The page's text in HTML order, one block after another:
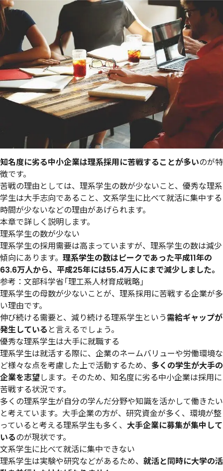
知名度に劣る中小企業は理系採用に苦戦することが多いのが特
徴です。
苦戦の理由としては、理系学生の数が少ないこと、優秀な理系
学生は大手志向であること、文系学生に比べて就活に集中する
時間が少ないなどの理由があげられます。
本章で詳しく説明します。
理系学生の数が少ない
理系学生の採用需要は高まっていますが、理系学生の数は減少
傾向にあります。 理系学生の数はピークであった平成11年の
63.6万人から、平成25年には55.4万人にまで減少しました。
参考： 文部科学省「理工系人材育成戦略」
理系学生の母数が少ないことが、理系採用に苦戦する企業が多
い理由です。
伸び続ける需要と、減り続ける理系学生という需給ギャップが
発生している と言えるでしょう。
優秀な理系学生は大手に就職する
理系学生は就活する際に、企業のネームバリューや労働環境な
ど様々な点を考慮した上で活動するため、 多くの学生が大手の
企業を志望します。そのため、知名度に劣る中小企業は採用に
苦戦する状況です。
多くの理系学生が自分の学んだ分野や知識を活かして働きたい
と考えています。大手企業の方が、研究資金が多く、環境が整
っていると考える理系学生も多く、 大手企業に募集が集中して
いるのが現状です。
文系学生に比べて就活に集中できない
理系学生は実験や研究などがあるため、 就活と同時に大学の活